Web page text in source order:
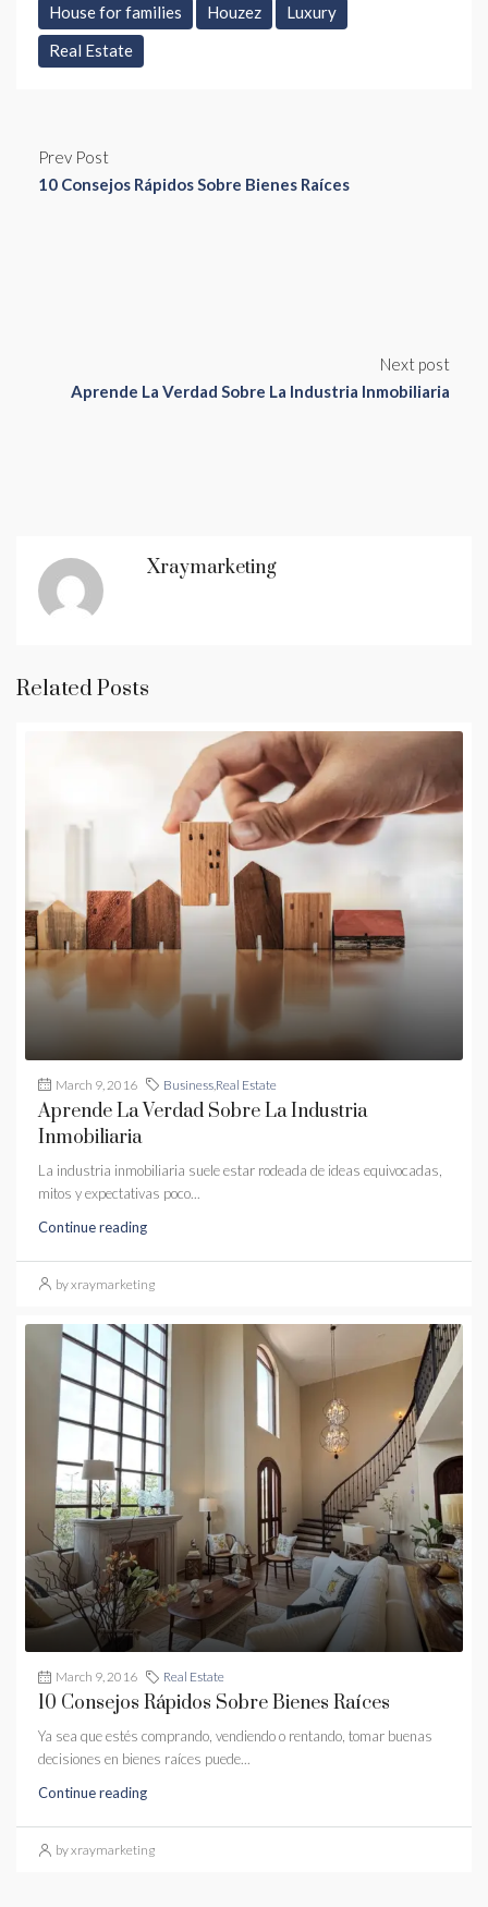
House for families
Houzez
Luxury
Real Estate
Prev Post
10 Consejos Rápidos Sobre Bienes Raíces
Next post
Aprende La Verdad Sobre La Industria Inmobiliaria
Xraymarketing
Related Posts
March 9, 2016 Business Real Estate
Aprende La Verdad Sobre La Industria
Inmobiliaria
La industria inmobiliaria suele estar rodeada de ideas equivocadas,
mitos y expectativas poco...
Continue reading
by xraymarketing
March 9, 2016 Real Estate
10 Consejos Rápidos Sobre Bienes Raíces
Ya sea que estés comprando, vendiendo o rentando, tomar buenas
decisiones en bienes raíces puede...
Continue reading
by xraymarketing